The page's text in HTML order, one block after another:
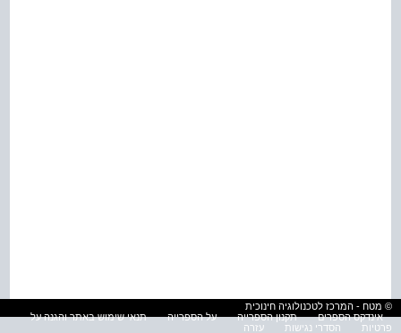
© מטח - המרכז לטכנולוגיה חינוכית
אינדקס הספרים
תקנון הספרייה על הספרייה
תנאי שימוש באתר והגנה על
פרטיות
הסדרי נגישות עזרה